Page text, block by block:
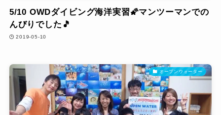
5/10 OWDダイビング海洋実習🌠マンツーマンでの
んびりでした🎵
2019-05-10
オープンウォーター